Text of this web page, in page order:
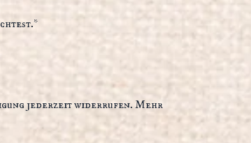
jederzeit widerrufen. Mehr